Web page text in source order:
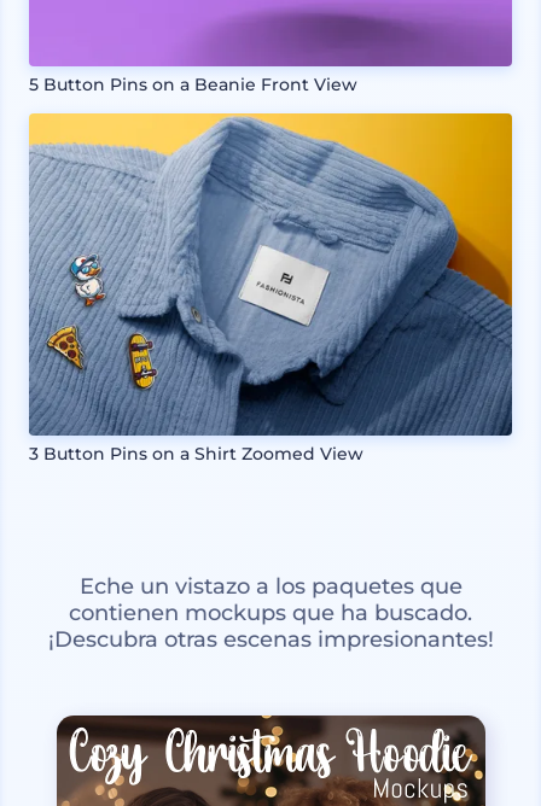
5 Button Pins on a Beanie Front View
3 Button Pins on a Shirt Zoomed View
Eche un vistazo a los paquetes que
contienen mockups que ha buscado.
¡Descubra otras escenas impresionantes!